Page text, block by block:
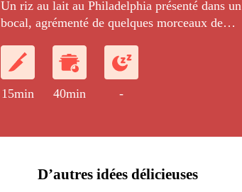
Un riz au lait au Philadelphia présenté dans un
bocal, agrémenté de quelques morceaux de
15min 40min -
D’autres idées délicieuses